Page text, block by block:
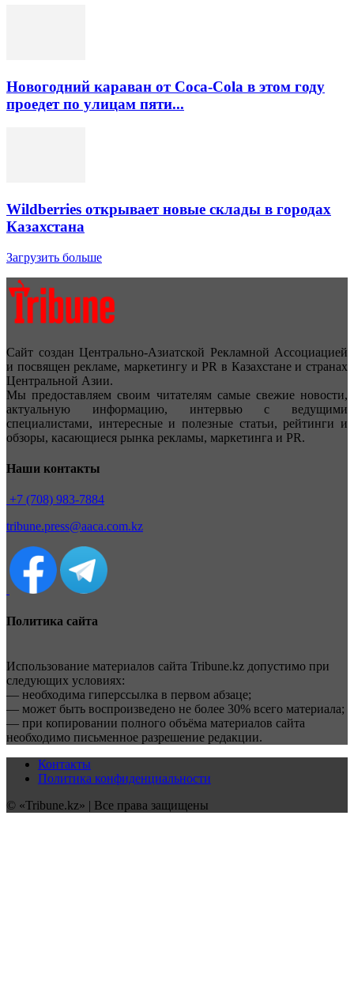
Новогодний караван от Coca-Cola в этом году
проедет по улицам пяти...
Wildberries открывает новые склады в городах
Казахстана
Загрузить больше
Сайт создан Центрально-Азиатской Рекламной Ассоциацией
и посвящен рекламе, маркетингу и PR в Казахстане и странах
Центральной Азии.
Мы предоставляем своим читателям самые свежие новости,
актуальную информацию, интервью с ведущими
специалистами, интересные и полезные статьи, рейтинги и
обзоры, касающиеся рынка рекламы, маркетинга и PR.
Наши контакты
+7 (708) 983-7884
tribune.press@aaca.com.kz
Политика сайта
Использование материалов сайта Tribune.kz допустимо при
следующих условиях:
— необходима гиперссылка в первом абзаце;
— может быть воспроизведено не более 30% всего материала;
— при копировании полного объёма материалов сайта
необходимо письменное разрешение редакции.
Контакты
Политика конфиденциальности
© «Tribune.kz» | Все права защищены